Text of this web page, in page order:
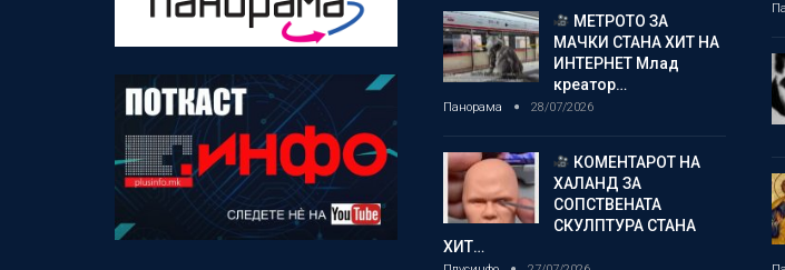
МЕТРОТО ЗА
МАЧКИ СТАНА ХИТ НА
ИНТЕРНЕТ Млад
креатор…
Панорама 28/07/2026
КОМЕНТАРОТ НА
ХАЛАНД ЗА
СОПСТВЕНАТА
СКУЛПТУРА СТАНА
ХИТ…